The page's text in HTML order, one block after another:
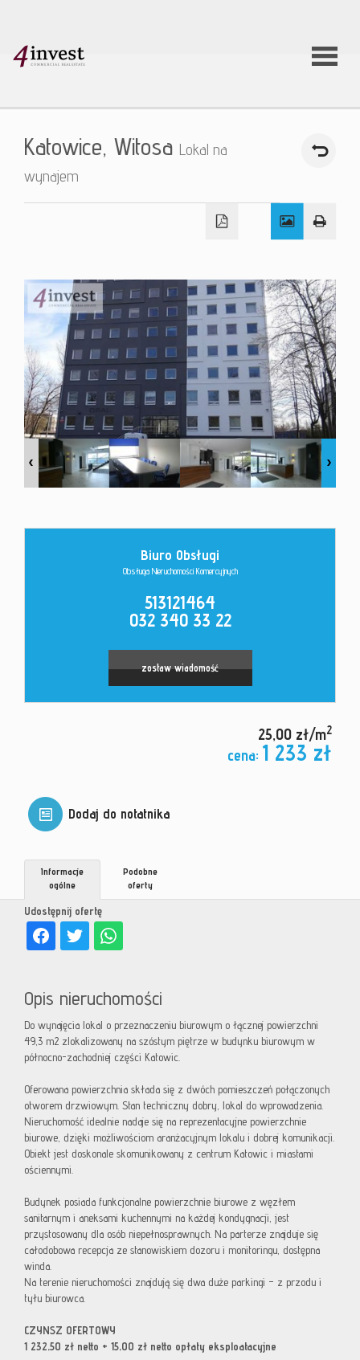
O firmie
Oferty
Kontakt
Katowice, Witosa Lokal na
wynajem
Biuro Obsługi
Obsługa Nieruchomości Komercyjnych
513121464
032 340 33 22
zostaw wiadomość
25,00 zł/m2
cena: 1 233 zł
Dodaj do notatnika
Udostępnij ofertę
Informacje
ogólne
Podobne
oferty
Opis nieruchomości
Do wynajęcia lokal o przeznaczeniu biurowym o łącznej powierzchni
49,3 m2 zlokalizowany na szóstym piętrze w budynku biurowym w
północno-zachodniej części Katowic.
Oferowana powierzchnia składa się z dwóch pomieszczeń połączonych
otworem drzwiowym. Stan techniczny dobry, lokal do wprowadzenia.
Nieruchomość idealnie nadaje się na reprezentacyjne powierzchnie
biurowe, dzięki możliwościom aranżacyjnym lokalu i dobrej komunikacji.
Obiekt jest doskonale skomunikowany z centrum Katowic i miastami
ościennymi.
Budynek posiada funkcjonalne powierzchnie biurowe z węzłem
sanitarnym i aneksami kuchennymi na każdej kondygnacji, jest
przystosowany dla osób niepełnosprawnych. Na parterze znajduje się
całodobowa recepcja ze stanowiskiem dozoru i monitoringu, dostępna
winda.
Na terenie nieruchomości znajdują się dwa duże parkingi – z przodu i
tyłu biurowca.
CZYNSZ OFERTOWY
1 232,50 zł netto + 15,00 zł netto opłaty eksploatacyjne